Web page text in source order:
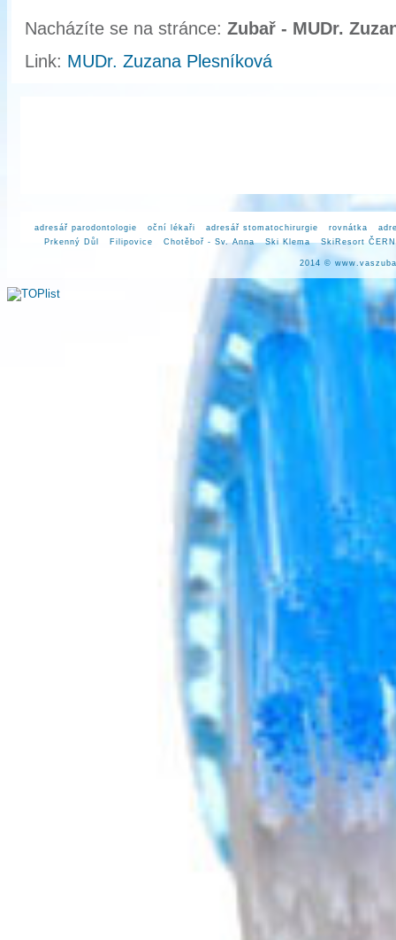
Nacházíte se na stránce: Zubař - MUDr.
Link: MUDr. Zuzana Plesníková
adresář parodontologie oční lékaři adresář stomatochirurgie rovnátka
Prkenný Důl
Filipovice Chotěboř - Sv. Anna Ski Klema SkiResort
2014 ©